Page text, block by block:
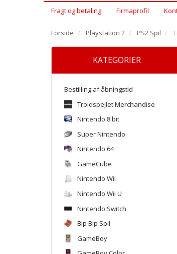
Fragt og betaling Firmaprofil
Forside Playstation 2 PS2 Spil
KATEGORIER
Bestilling af åbningstid
Troldspejlet Merchandise
Nintendo 8 bit
Super Nintendo
Nintendo 64
GameCube
Nintendo Wii
Nintendo Wii U
Nintendo Switch
Bip Bip Spil
GameBoy